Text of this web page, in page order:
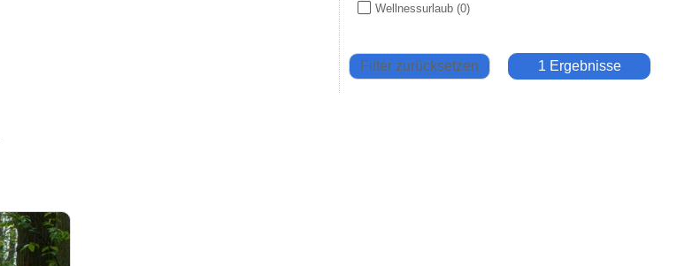
Wellnessurlaub (0)
Filter zurücksetzen 1 Ergebnisse